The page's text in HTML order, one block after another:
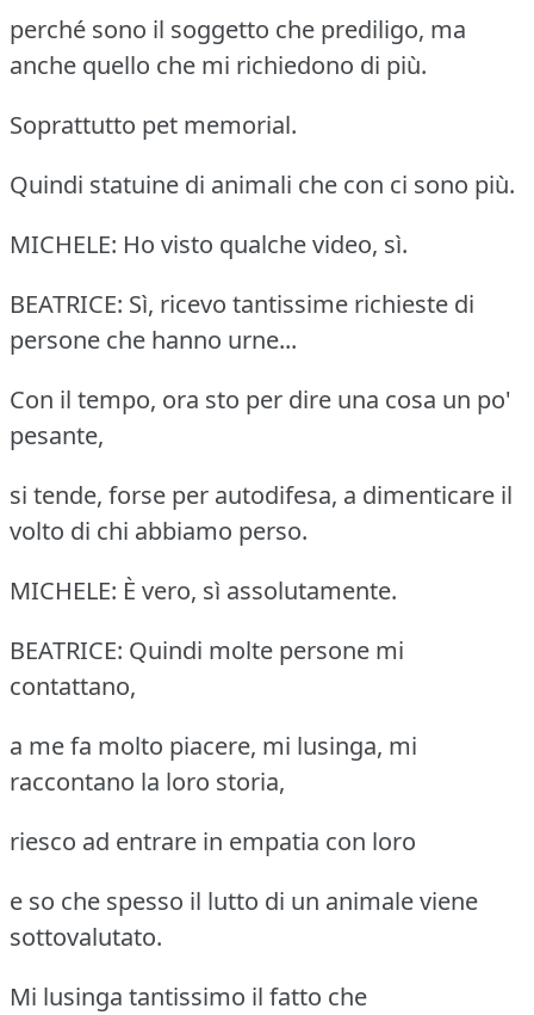
perché sono il soggetto che prediligo, ma
anche quello che mi richiedono di più.
Soprattutto pet memorial.
Quindi statuine di animali che con ci sono più.
MICHELE: Ho visto qualche video, sì.
BEATRICE: Sì, ricevo tantissime richieste di
persone che hanno urne...
Con il tempo, ora sto per dire una cosa un po'
pesante,
si tende, forse per autodifesa, a dimenticare il
volto di chi abbiamo perso.
MICHELE: È vero, sì assolutamente.
BEATRICE: Quindi molte persone mi
contattano,
a me fa molto piacere, mi lusinga, mi
raccontano la loro storia,
riesco ad entrare in empatia con loro
e so che spesso il lutto di un animale viene
sottovalutato.
Mi lusinga tantissimo il fatto che